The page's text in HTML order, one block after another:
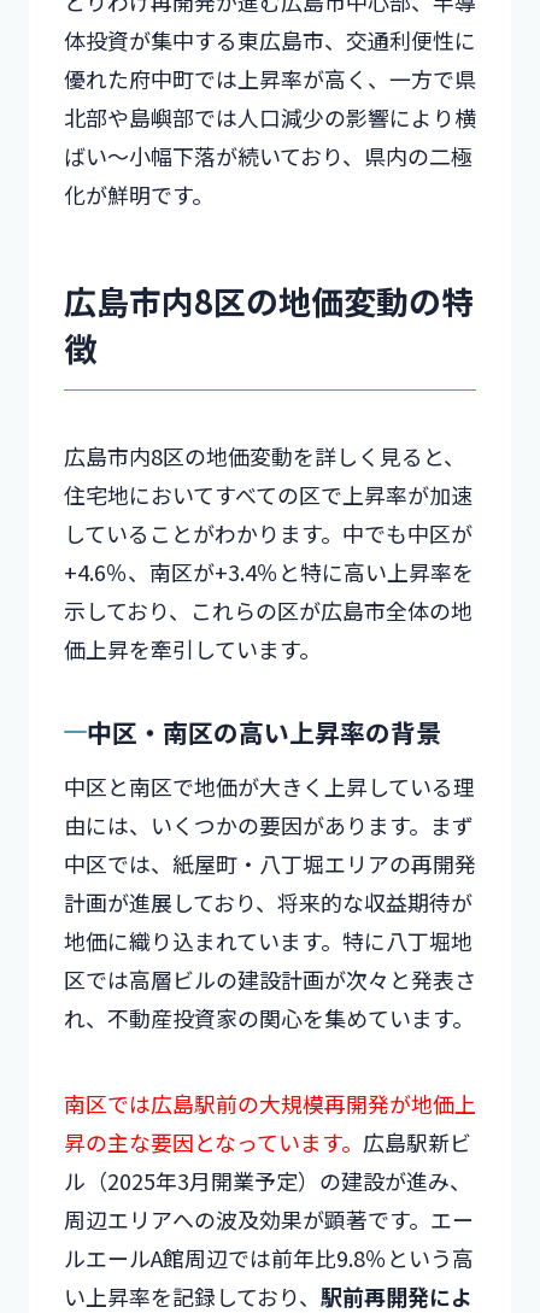
体投資が集中する東広島市、交通利便性に
優れた府中町では上昇率が高く、一方で県
北部や島嶼部では人口減少の影響により横
ばい〜小幅下落が続いており、県内の二極
化が鮮明です。
広島市内8区の地価変動の特
徴
広島市内8区の地価変動を詳しく見ると、
住宅地においてすべての区で上昇率が加速
していることがわかります。中でも中区が
+4.6％、南区が+3.4％と特に高い上昇率を
示しており、これらの区が広島市全体の地
価上昇を牽引しています。
中区・南区の高い上昇率の背景
中区と南区で地価が大きく上昇している理
由には、いくつかの要因があります。まず
中区では、紙屋町・八丁堀エリアの再開発
計画が進展しており、将来的な収益期待が
地価に織り込まれています。特に八丁堀地
区では高層ビルの建設計画が次々と発表さ
れ、不動産投資家の関心を集めています。
南区では広島駅前の大規模再開発が地価上
昇の主な要因となっています。 広島駅新ビ
ル（2025年3月開業予定）の建設が進み、
周辺エリアへの波及効果が顕著です。エー
ルエールA館周辺では前年比9.8％という高
い上昇率を記録しており、 駅前再開発によ